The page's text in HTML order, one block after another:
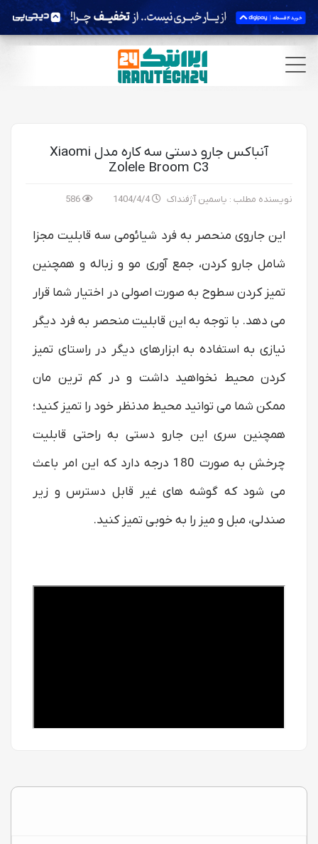
آنباکس جارو دستی سه کاره مدل Xiaomi
Zolele Broom C3
نویسنده مطلب : یاسمین آژفنداک 1404/4/4
این جاروی منحصر به فرد شیائومی سه قابلیت مجزا
شامل جارو کردن، جمع آوری مو و زباله و همچنین
تمیز کردن سطوح به صورت اصولی در اختیار شما قرار
می دهد. با توجه به این قابلیت منحصر به فرد دیگر
نیازی به استفاده به ابزارهای دیگر در راستای تمیز
کردن محیط نخواهید داشت و در کم ترین مان
ممکن شما می توانید محیط مدنظر خود را تمیز کنید؛
همچنین سری این جارو دستی به راحتی قابلیت
چرخش به صورت 180 درجه دارد که این امر باعث
می شود که گوشه های غیر قابل دسترس و زیر
صندلی، مبل و میز را به خوبی تمیز کنید.